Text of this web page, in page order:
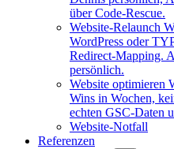
über Code-Rescue.
Website-Relaunch
WordPress oder
Redirect-Mapping.
persönlich.
Website optimieren
Wins in Wochen,
echten GSC-Daten
Website-Notfall
Referenzen